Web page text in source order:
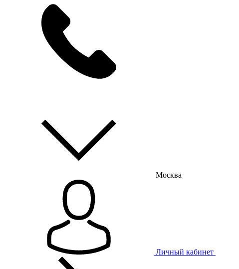
Москва
Личный кабинет